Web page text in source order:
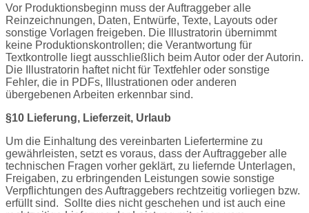
Vor Produktionsbeginn muss der Auftraggeber alle
Reinzeichnungen, Daten, Entwürfe, Texte, Layouts oder
sonstige Vorlagen freigeben. Die Illustratorin übernimmt
keine Produktionskontrollen; die Verantwortung für
Textkontrolle liegt ausschließlich beim Autor oder der Autorin.
Die Illustratorin haftet nicht für Textfehler oder sonstige
Fehler, die in PDFs, Illustrationen oder anderen
übergebenen Arbeiten erkennbar sind.
§10 Lieferung, Lieferzeit, Urlaub
Um die Einhaltung des vereinbarten Liefertermine zu
gewährleisten, setzt es voraus, dass der Auftraggeber alle
technischen Fragen vorher geklärt, zu liefernde Unterlagen,
Freigaben, zu erbringenden Leistungen sowie sonstige
Verpflichtungen des Auftraggebers rechtzeitig vorliegen bzw.
erfüllt sind. Sollte dies nicht geschehen und ist auch eine